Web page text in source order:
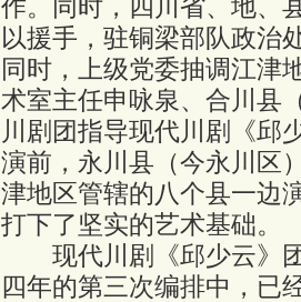
作。同时，四川省、地、
以援手，驻铜梁部队政治
同时，上级党委抽调江津
术室主任申咏泉、合川县
川剧团指导现代川剧《邱
演前，永川县（今永川区
津地区管辖的八个县一边
打下了坚实的艺术基础。
现代川剧《邱少云》团
四年的第三次编排中，已